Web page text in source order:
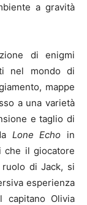
a gravità
di enigmi
nel mondo di
mappe
a una varietà
e taglio di
Lone Echo in
che il giocatore
di Jack, si
esperienza
Olivia